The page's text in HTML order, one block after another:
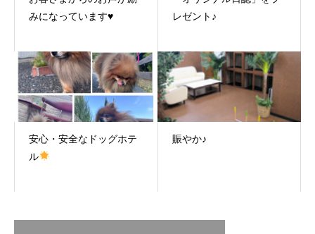
みになっています♥
レゼント♪
安心・安全なドッグホテ
ル
賑やか♪